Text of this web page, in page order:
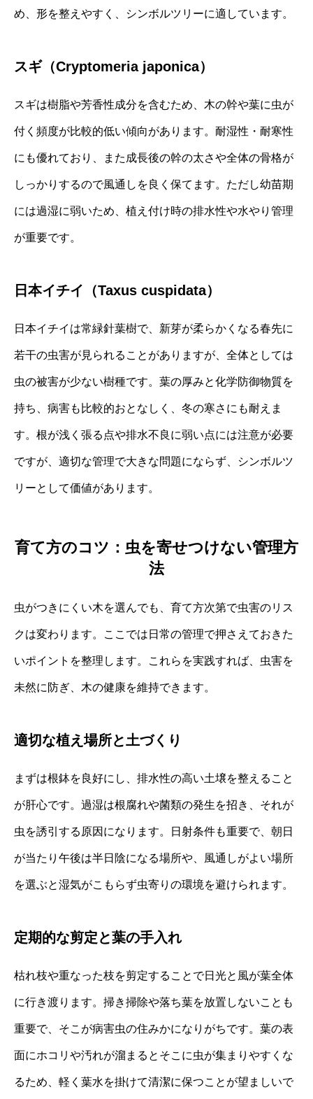
め、形を整えやすく、シンボルツリーに適しています。
スギ（Cryptomeria japonica）
スギは樹脂や芳香性成分を含むため、木の幹や葉に虫が
付く頻度が比較的低い傾向があります。耐湿性・耐寒性
にも優れており、また成長後の幹の太さや全体の骨格が
しっかりするので風通しを良く保てます。ただし幼苗期
には過湿に弱いため、植え付け時の排水性や水やり管理
が重要です。
日本イチイ（Taxus cuspidata）
日本イチイは常緑針葉樹で、新芽が柔らかくなる春先に
若干の虫害が見られることがありますが、全体としては
虫の被害が少ない樹種です。葉の厚みと化学防御物質を
持ち、病害も比較的おとなしく、冬の寒さにも耐えま
す。根が浅く張る点や排水不良に弱い点には注意が必要
ですが、適切な管理で大きな問題にならず、シンボルツ
リーとして価値があります。
育て方のコツ：虫を寄せつけない管理方
法
虫がつきにくい木を選んでも、育て方次第で虫害のリス
クは変わります。ここでは日常の管理で押さえておきた
いポイントを整理します。これらを実践すれば、虫害を
未然に防ぎ、木の健康を維持できます。
適切な植え場所と土づくり
まずは根鉢を良好にし、排水性の高い土壌を整えること
が肝心です。過湿は根腐れや菌類の発生を招き、それが
虫を誘引する原因になります。日射条件も重要で、朝日
が当たり午後は半日陰になる場所や、風通しがよい場所
を選ぶと湿気がこもらず虫寄りの環境を避けられます。
定期的な剪定と葉の手入れ
枯れ枝や重なった枝を剪定することで日光と風が葉全体
に行き渡ります。掃き掃除や落ち葉を放置しないことも
重要で、そこが病害虫の住みかになりがちです。葉の表
面にホコリや汚れが溜まるとそこに虫が集まりやすくな
るため、軽く葉水を掛けて清潔に保つことが望ましいで